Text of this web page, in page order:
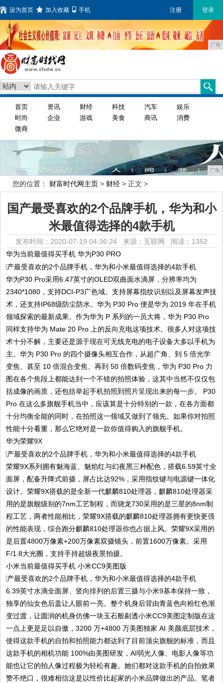
设为首页 加入收藏 手机 注册 登录
广告
首页 资讯 财经 科技 汽车
娱乐
时尚
企业 游戏 美食 商讯
消费
微商
广告
您的位置： 财富时代网主页 > 财经 > 正文 >
国产最受喜欢的2个品牌手机，华为和小
米最值得选择的4款手机
发布时间：2020-07-19 04:36:24 来源：互联网 阅读：1352
华为当前最值得买手机 华为P30 PRO
华为P30 Pro采用6.47英寸的OLED双曲面水滴屏，分辨率均为
2340*1080，支持DCI-P3广色域。支持屏幕指纹识别以及屏幕发声技
术，还支持IP68级防尘防水。华为 P30 Pro 便是华为 2019 年在手机
领域探索的最新成果。作为华为 P 系列的一员大将，华为 P30 Pro
同样支持华为 Mate 20 Pro 上的反向充电这项技术。很多人对这项技
术十分不解，主要还是源于现在可无线充电的电子设备大多以手机为
主。华为 P30 Pro 的四个摄像头相互合作，从超广角、到 5 倍光学
变焦、甚至 10 倍混合变焦、再到 50 倍数码变焦，华为 P30 Pro 力
图在各个焦段上都能达到一个不错的拍照体验，这其中当然不仅仅包
括成像的画质，还包括举起手机拍照到照片呈现出来的每一步。 P30
Pro 在这么多旗舰手机当中，应该算是十分特别的一款，在各方面都
十分均衡全能的同时，在拍照这一领域又做到了领先。如果你对拍照
性能十分看重，那么它绝对是一款你值得购入的旗舰手机。
华为荣耀9X
荣耀9X系列拥有魅海蓝、魅焰红与幻夜黑三种配色，搭载6.59英寸全
面屏，配备升降式前摄，屏占比达92%，采用指纹键与电源键一体化
设计。荣耀9X搭载的是全新一代麒麟810处理器，麒麟810处理器采
用的是旗舰级别的7nm工艺制程，而骁龙730采用的是三星的8nm制
程工艺，两者性能相比，荣耀9X搭载的麒麟810处理器拥有更快更强
的性能表现，综合跑分麒麟810处理器你也占据上风。荣耀9X采用的
是后置4800万像素+200万像素双摄镜头，前置1600万像素。采用
F/1.8大光圈，支持手持超级夜景拍摄。
小米当前最值得买手机 小米CC9美图版
6.39英寸水滴全面屏、竖向排列的后置三摄与小米9基本保持一致，
独享的仙女色后盖让人眼前一亮。整个机身后背由青蓝色向粉红色渐
变过渡，让圆润的机身仿佛一块玉石般剔透小米CC9美图定制版在这
一点上更是足以自傲，3200 万+4800 万美图独家 AI 美颜底层技术，
使得这款手机的自拍和拍照能力都达到了目前顶尖旗舰的标准，而且
这款手机的相机功能 100%由美图研发，AI弱光人像、电影人像等功
能也让它的拍人像过程极为轻松有趣。她们都对这款手机的自拍效果
赞不绝口，很难相信这是以性价比起家的小米品牌做出的产品。笔者